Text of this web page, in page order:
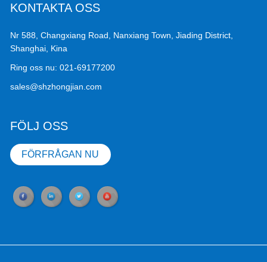
KONTAKTA OSS
Nr 588, Changxiang Road, Nanxiang Town, Jiading District,
Shanghai, Kina
Ring oss nu: 021-69177200
sales@shzhongjian.com
FÖLJ OSS
FÖRFRÅGAN NU